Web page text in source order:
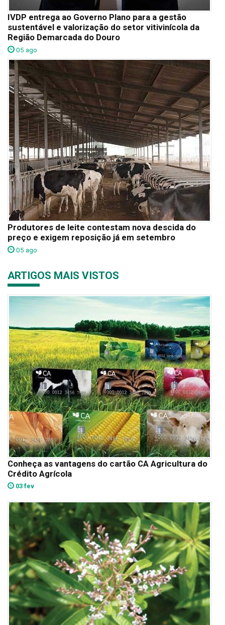
IVDP entrega ao Governo Plano para a gestão
sustentável e valorização do setor vitivinícola da
Região Demarcada do Douro
05 ago
Produtores de leite contestam nova descida do
preço e exigem reposição já em setembro
05 ago
ARTIGOS MAIS VISTOS
Conheça as vantagens do cartão CA Agricultura do
Crédito Agrícola
03 fev